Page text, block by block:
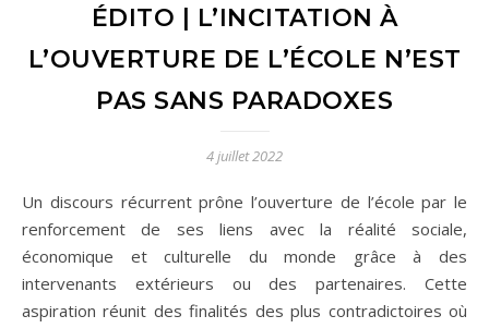
ÉDITO | L’INCITATION À
L’OUVERTURE DE L’ÉCOLE N’EST
PAS SANS PARADOXES
4 juillet 2022
Un discours récurrent prône l’ouverture de l’école par le
renforcement de ses liens avec la réalité sociale,
économique et culturelle du monde grâce à des
intervenants extérieurs ou des partenaires. Cette
aspiration réunit des finalités des plus contradictoires où